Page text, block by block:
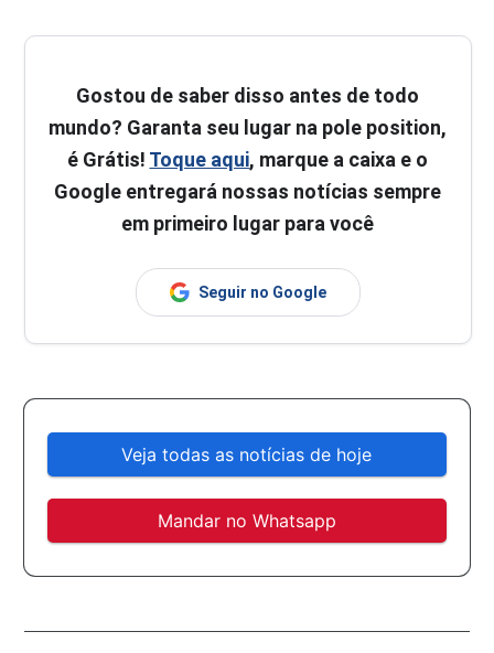
Gostou de saber disso antes de todo
mundo? Garanta seu lugar na pole position,
é Grátis! Toque aqui, marque a caixa e o
Google entregará nossas notícias sempre
em primeiro lugar para você
Seguir no Google
Veja todas as notícias de hoje
Mandar no Whatsapp